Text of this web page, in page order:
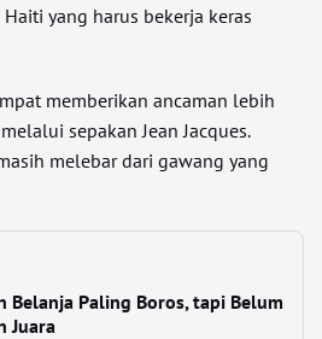
yang harus bekerja keras
memberikan ancaman lebih
sepakan Jean Jacques.
melebar dari gawang yang
Belanja Paling Boros, tapi Belum
Juara